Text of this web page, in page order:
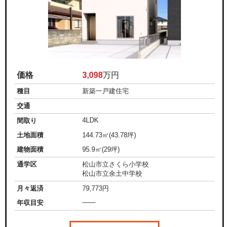
価格 3,098万円
種目
新築一戸建住宅
交通
間取り
4LDK
土地面積
144.73㎡(43.78坪)
建物面積
95.9㎡(29坪)
通学区
松山市立さくら小学校
松山市立余土中学校
月々返済
79,773円
年収目安
——